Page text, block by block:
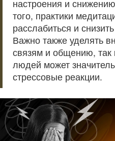
настроения и
того, практики
расслабиться и
Важно также уделять
связям и общению, так
людей может
стрессовые реакции.